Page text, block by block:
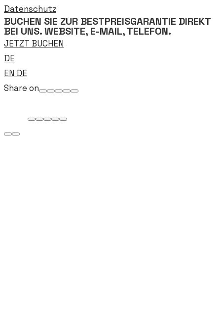
Datenschutz
BUCHEN SIE ZUR BESTPREISGARANTIE DIREKT
BEI UNS. WEBSITE, E-MAIL, TELEFON.
JETZT BUCHEN
DE
EN DE
Share on